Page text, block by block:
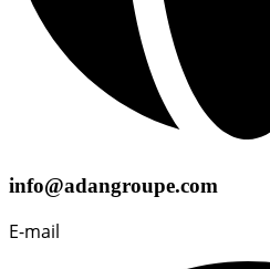
info@adangroupe.com
E-mail